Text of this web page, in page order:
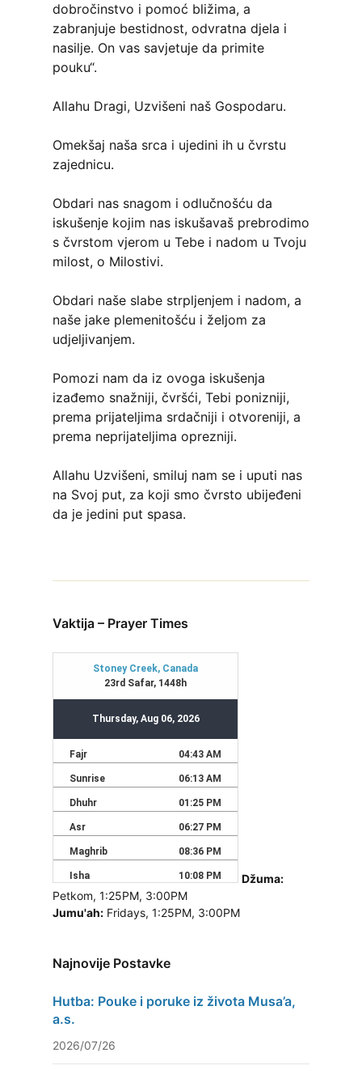
dobročinstvo i pomoć bližima, a
zabranjuje bestidnost, odvratna djela i
nasilje. On vas savjetuje da primite
pouku“.
Allahu Dragi, Uzvišeni naš Gospodaru.
Omekšaj naša srca i ujedini ih u čvrstu
zajednicu.
Obdari nas snagom i odlučnošću da
iskušenje kojim nas iskušavaš prebrodimo
s čvrstom vjerom u Tebe i nadom u Tvoju
milost, o Milostivi.
Obdari naše slabe strpljenjem i nadom, a
naše jake plemenitošću i željom za
udjeljivanjem.
Pomozi nam da iz ovoga iskušenja
izađemo snažniji, čvršći, Tebi ponizniji,
prema prijateljima srdačniji i otvoreniji, a
prema neprijateljima oprezniji.
Allahu Uzvišeni, smiluj nam se i uputi nas
na Svoj put, za koji smo čvrsto ubijeđeni
da je jedini put spasa.
Vaktija – Prayer Times
Džuma:
Petkom, 1:25PM, 3:00PM
Jumu'ah: Fridays, 1:25PM, 3:00PM
Najnovije Postavke
Hutba: Pouke i poruke iz života Musa’a,
a.s.
2026/07/26